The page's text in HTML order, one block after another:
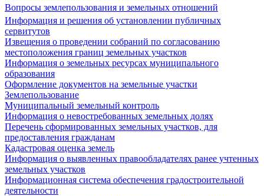
Вопросы землепользования и земельных отношений
Информация и решения об установлении публичных
сервитутов
Извещения о проведении собраний по согласованию
местоположения границ земельных участков
Информация о земельных ресурсах муниципального
образования
Оформление документов на земельные участки
Землепользование
Муниципальный земельный контроль
Информация о невостребованных земельных долях
Перечень сформированных земельных участков, для
предоставления гражданам
Кадастровая оценка земель
Информация о выявленных правообладателях ранее учтенных
земельных участков
Информационная система обеспечения градостроительной
деятельности